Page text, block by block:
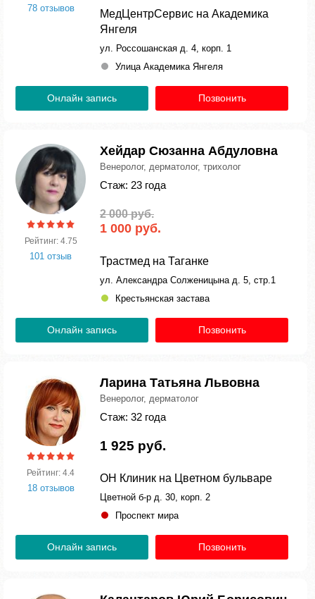
78 отзывов
МедЦентрСервис на Академика
Янгеля
ул. Россошанская д. 4, корп. 1
Улица Академика Янгеля
Онлайн запись Позвонить
Рейтинг: 4.75
101 отзыв
Хейдар Сюзанна Абдуловна
Венеролог, дерматолог, трихолог
Стаж: 23 года
2 000 руб.
1 000 руб.
Трастмед на Таганке
ул. Александра Солженицына д. 5, стр.1
Крестьянская застава
Онлайн запись Позвонить
Рейтинг: 4.4
18 отзывов
Ларина Татьяна Львовна
Венеролог, дерматолог
Стаж: 32 года
1 925 руб.
ОН Клиник на Цветном бульваре
Цветной б-р д. 30, корп. 2
Проспект мира
Онлайн запись Позвонить